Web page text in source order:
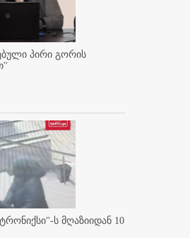
პირი გორის
ს მღაზიიდან 10